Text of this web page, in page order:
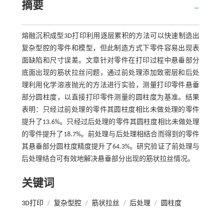
摘要
熔融沉积成型3D打印利用逐层累积的方法可以快速制造出
复杂型腔的零件和模型，但此制造方式下零件容易出现表
面缺陷和尺寸误差。文章针对零件在打印过程中悬垂部分
底面出现的筋状拉丝问题，通过前处理添加致密层和后处
理利用化学溶液抛光的方法进行实验，测量打印零件悬垂
部分圆柱度，以直接打印零件测量的圆柱度为基准。结果
表明：只经过前处理的零件其圆柱度相比未做处理的零件
提升了13.6%。只经过后处理的零件其圆柱度相比未做处理
的零件提升了18.7%。前处理与后处理相结合而得到的零件
其悬垂部分圆柱度精度提升了64.3%。研究验证了前处理与
后处理结合可有效地解决悬垂部分出现的筋状拉丝情况。
关键词
3D打印 / 复杂型腔 / 筋状拉丝 / 后处理 / 圆柱度